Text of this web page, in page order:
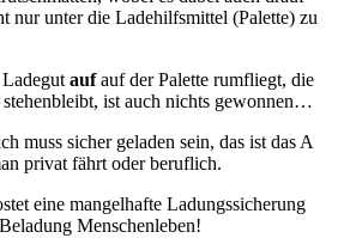
nur unter die Ladehilfsmittel (Palette) zu
aufauf der Palette rumfliegt, die
stehenbleibt, ist auch nichts gewonnen…
muss sicher geladen sein, das ist das A
privat fährt oder beruflich.
eine mangelhafte Ladungssicherung
Menschenleben!